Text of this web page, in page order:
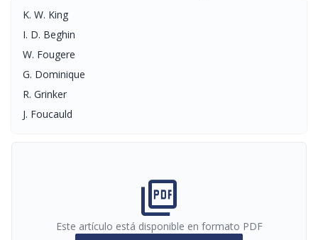
K. W. King
I. D. Beghin
W. Fougere
G. Dominique
R. Grinker
J. Foucauld
picture_as_pdf
Este artículo está disponible en formato PDF